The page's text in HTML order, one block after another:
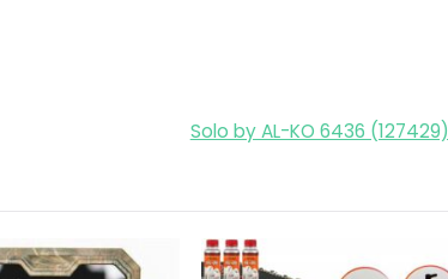
Solo by AL-KO 6436 (127429)